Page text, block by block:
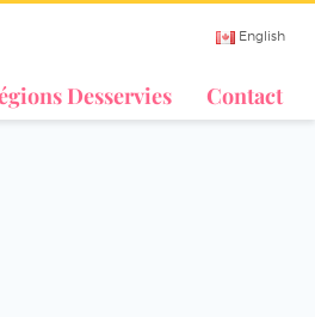
English
Desservies Contact